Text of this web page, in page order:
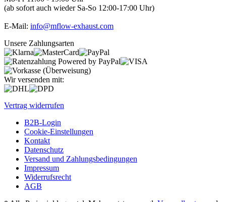
(ab sofort auch wieder Sa-So 12:00-17:00 Uhr)
E-Mail: info@mflow-exhaust.com
Unsere Zahlungsarten
Wir versenden mit:
Vertrag widerrufen
B2B-Login
Cookie-Einstellungen
Kontakt
Datenschutz
Versand und Zahlungsbedingungen
Impressum
Widerrufsrecht
AGB